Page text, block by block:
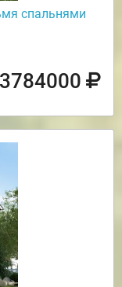
спальнями